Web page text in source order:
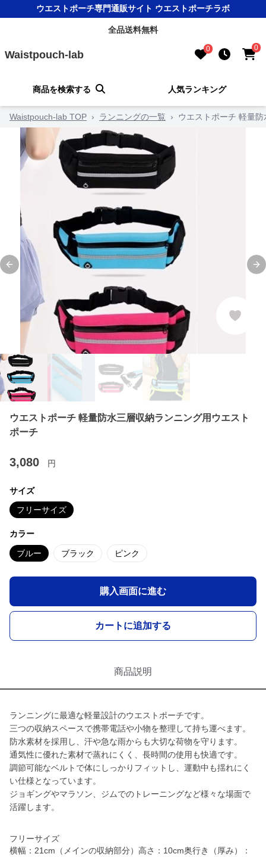
ウエストポーチ専門通販サイト ウエストポーチラボ
全品送料無料
Waistpouch-lab 0 0
商品を検索する 人気ランキング
Waistpouch-lab TOP › ランニングの一覧 › ウエストポーチ 軽量
Previous slide
ウエストポーチ 軽量防水三層収納ランニング用ウエスト
ポーチ
3,080 円
サイズ
フリーサイズ
カラー
ブルー ブラック ピンク
購入画面に進む
カートに追加する
商品説明
ランニングに最適な軽量設計のウエストポーチです。
三つの収納スペースで携帯電話や小物を整理して持ち運べます。
防水素材を採用し、汗や急な雨からも大切な荷物を守ります。
通気性に優れた素材で蒸れにくく、長時間の使用も快適です。
調節可能なベルトで体にしっかりフィットし、運動中も揺れにく
い仕様となっています。
ジョギングやマラソン、ジムでのトレーニングなど様々な場面で
活躍します。
フリーサイズ
横幅：21cm（メインの収納部分）高さ：10cm奥行き（厚み）：